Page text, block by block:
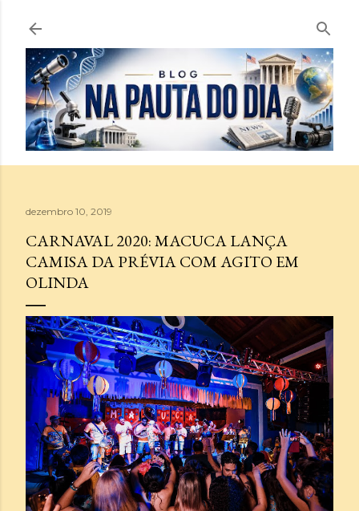
Pular para o conteúdo principal
dezembro 10, 2019
CARNAVAL 2020: MACUCA LANÇA
CAMISA DA PRÉVIA COM AGITO EM
OLINDA